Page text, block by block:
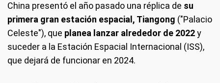
China presentó el año pasado una réplica de su
primera gran estación espacial, Tiangong ("Palacio
Celeste"), que planea lanzar alrededor de 2022y
suceder a la Estación Espacial Internacional (ISS),
que dejará de funcionar en 2024.